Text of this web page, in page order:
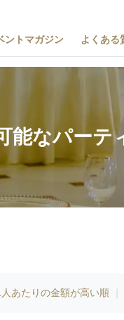
ントマガジン よくある
能なパーテ
人あたりの金額が高い順